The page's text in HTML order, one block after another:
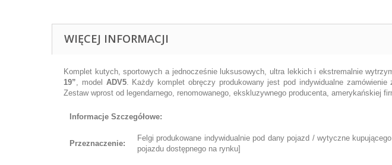
WIĘCEJ INFORMACJI
Komplet kutych, sportowych a jednocześnie luksusowych, ultra lekkich i ekstremalnie
19”, model ADV5. Każdy komplet obręczy produkowany jest pod indywidualne
Zestaw wprost od legendarnego, renomowanego, ekskluzywnego producenta, amerykańskiej
Informacje Szczegółowe:
Przeznaczenie:
Felgi produkowane indywidualnie pod dany pojazd / wytyczne
pojazdu dostępnego na rynku]